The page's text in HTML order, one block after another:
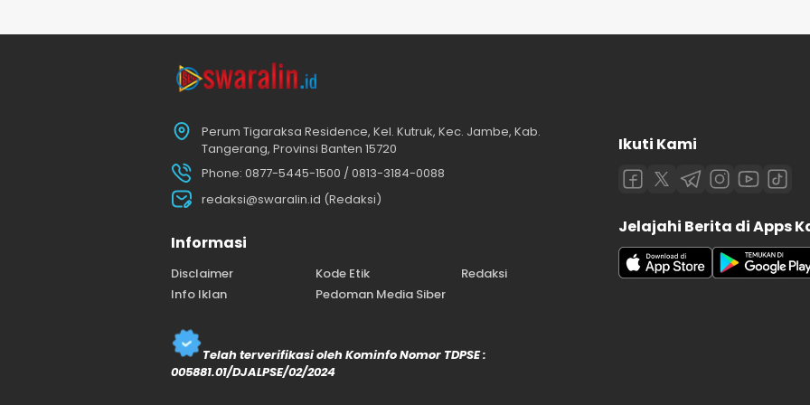
Perum Tigaraksa Residence, Kel. Kutruk, Kec. Jambe, Kab.
Tangerang, Provinsi Banten 15720
Phone: 0877-5445-1500 / 0813-3184-0088
redaksi@swaralin.id (Redaksi)
Informasi
Disclaimer Kode Etik
Redaksi
Info Iklan
Pedoman Media Siber
Telah terverifikasi oleh Kominfo Nomor TDPSE :
005881.01/DJALPSE/02/2024
Ikuti Kami
Jelajahi Berita di Apps